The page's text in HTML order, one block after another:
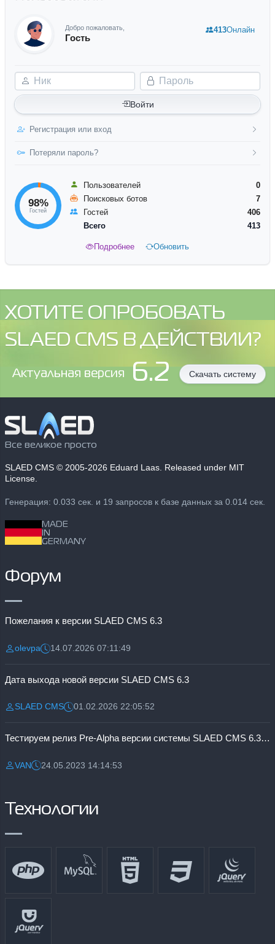
Добро пожаловать,
Гость
Ник Пароль
Войти
Регистрация или вход
Потеряли пароль?
413Онлайн
98%
Гостей
Пользователей
0
Поисковых ботов
7
Гостей
406
Всего
413
Подробнее Обновить
ХОТИТЕ ОПРОБОВАТЬ
SLAED CMS В ДЕЙСТВИИ?
Aктуальная версия 6.2 Скачать систему
Все великое просто
SLAED CMS © 2005-2026 Eduard Laas. Released under MIT
License.
Генерация: 0.033 сек. и 19 запросов к базе данных за 0.014 сек.
MADE
IN
GERMANY
Форум
Пожелания к версии SLAED CMS 6.3
Разместил:
olevpaДата:14.07.2026 07:11:49
Дата выхода новой версии SLAED CMS 6.3
Разместил:
SLAED CMSДата:01.02.2026 22:05:52
Тестируем релиз Pre-Alpha версии системы SLAED CMS 6.3 Pro
Разместил:
VANДата:24.05.2023 14:14:53
Технологии